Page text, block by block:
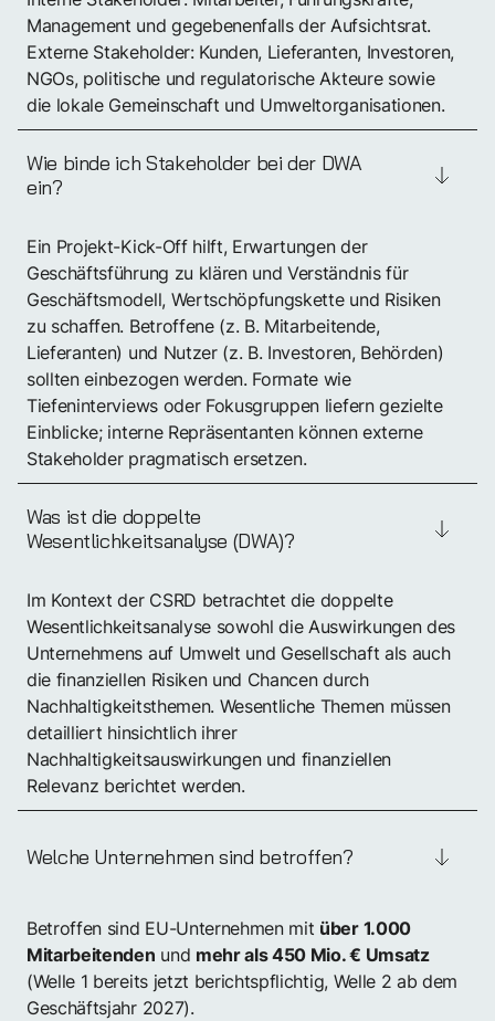
Management und gegebenenfalls der Aufsichtsrat.
Externe Stakeholder: Kunden, Lieferanten, Investoren,
NGOs, politische und regulatorische Akteure sowie
die lokale Gemeinschaft und Umweltorganisationen.
Wie binde ich Stakeholder bei der DWA
ein?
Ein Projekt-Kick-Off hilft, Erwartungen der
Geschäftsführung zu klären und Verständnis für
Geschäftsmodell, Wertschöpfungskette und Risiken
zu schaffen. Betroffene (z. B. Mitarbeitende,
Lieferanten) und Nutzer (z. B. Investoren, Behörden)
sollten einbezogen werden. Formate wie
Tiefeninterviews oder Fokusgruppen liefern gezielte
Einblicke; interne Repräsentanten können externe
Stakeholder pragmatisch ersetzen.
Was ist die doppelte
Wesentlichkeitsanalyse (DWA)?
Im Kontext der CSRD betrachtet die doppelte
Wesentlichkeitsanalyse sowohl die Auswirkungen des
Unternehmens auf Umwelt und Gesellschaft als auch
die finanziellen Risiken und Chancen durch
Nachhaltigkeitsthemen. Wesentliche Themen müssen
detailliert hinsichtlich ihrer
Nachhaltigkeitsauswirkungen und finanziellen
Relevanz berichtet werden.
Welche Unternehmen sind betroffen?
Betroffen sind EU-Unternehmen mit über 1.000
Mitarbeitenden und mehr als 450 Mio. € Umsatz
(Welle 1 bereits jetzt berichtspflichtig, Welle 2 ab dem
Geschäftsjahr 2027).